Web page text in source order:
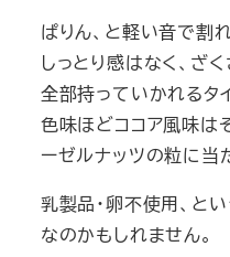
ぱりん、と軽い音で割れ
しっとり感はなく、ざ
全部持っていかれるタ
色味ほどココア風味は
ーゼルナッツの粒に当
乳製品・卵不使用、と
なのかもしれません。